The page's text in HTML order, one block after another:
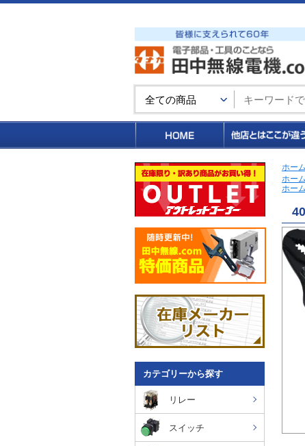
ホーム
ホーム
ホーム
カテゴリーから探す
リレー
スイッチ